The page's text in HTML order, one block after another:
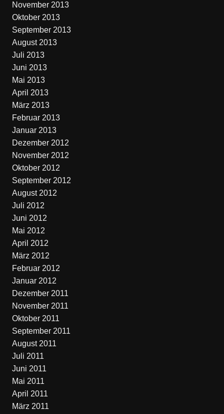
November 2013
Oktober 2013
September 2013
August 2013
Juli 2013
Juni 2013
Mai 2013
April 2013
März 2013
Februar 2013
Januar 2013
Dezember 2012
November 2012
Oktober 2012
September 2012
August 2012
Juli 2012
Juni 2012
Mai 2012
April 2012
März 2012
Februar 2012
Januar 2012
Dezember 2011
November 2011
Oktober 2011
September 2011
August 2011
Juli 2011
Juni 2011
Mai 2011
April 2011
März 2011